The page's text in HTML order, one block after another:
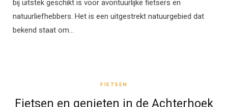
bij uitstek geschikt is voor avontuurlijke fietsers en
natuurliefhebbers. Het is een uitgestrekt natuurgebied dat
bekend staat om…
FIETSEN
Fietsen en genieten in de Achterhoek